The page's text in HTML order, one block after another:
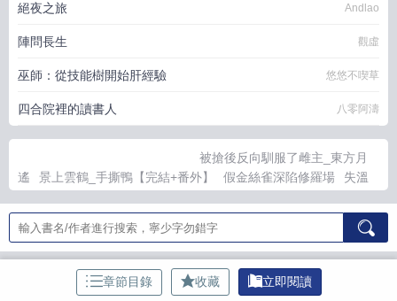
絕夜之旅 Andlao
陣問長生 觀虛
巫師：從技能樹開始肝經驗 悠悠不喫草
四合院裡的讀書人 八零阿濤
被搶後反向馴服了雌主_東方月
遙
景上雲鶴_手撕鴨【完結+番外】 假金絲雀深陷修羅場
失溫
_酸餃子
修真界打工實錄_愛喝甜酒 與頂流影後O閃婚後
誤把天
與暴君當金絲雀養了
錯信壞女人的溫柔外表後
[封神]師尊是靠自
己爭取來的！
一心當鹹魚，奈何美色誤人_寒江暮雨【完結+番
我的遺忘方程式_暗淮天
轉生成驕縱美人大公的弟弟後_鐘
長野【完結+番外】
朕的江山，亡啦_億顆棠 潮汐引力_鶴栖雪
章節目錄 收藏 立即閱讀